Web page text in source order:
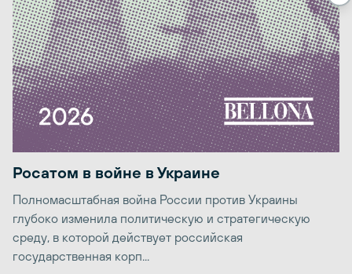
Росатом в войне в Украине
Полномасштабная война России против Украины
глубоко изменила политическую и стратегическую
среду, в которой действует российская
государственная корп...